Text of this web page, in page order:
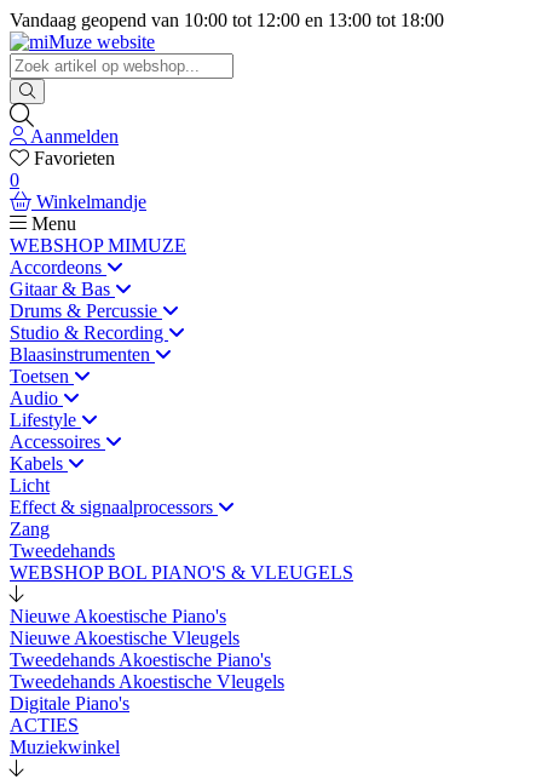
Vandaag geopend van 10:00 tot 12:00 en 13:00 tot 18:00
Aanmelden
Favorieten
0
Winkelmandje
Menu
WEBSHOP MIMUZE
Accordeons
Gitaar & Bas
Drums & Percussie
Studio & Recording
Blaasinstrumenten
Toetsen
Audio
Lifestyle
Accessoires
Kabels
Licht
Effect & signaalprocessors
Zang
Tweedehands
WEBSHOP BOL PIANO'S & VLEUGELS
Nieuwe Akoestische Piano's
Nieuwe Akoestische Vleugels
Tweedehands Akoestische Piano's
Tweedehands Akoestische Vleugels
Digitale Piano's
ACTIES
Muziekwinkel